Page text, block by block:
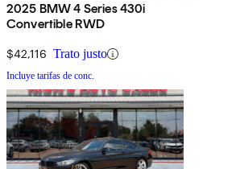
2025 BMW 4 Series 430i
Convertible RWD
$42,116 Trato justo
Incluye tarifas de conc.